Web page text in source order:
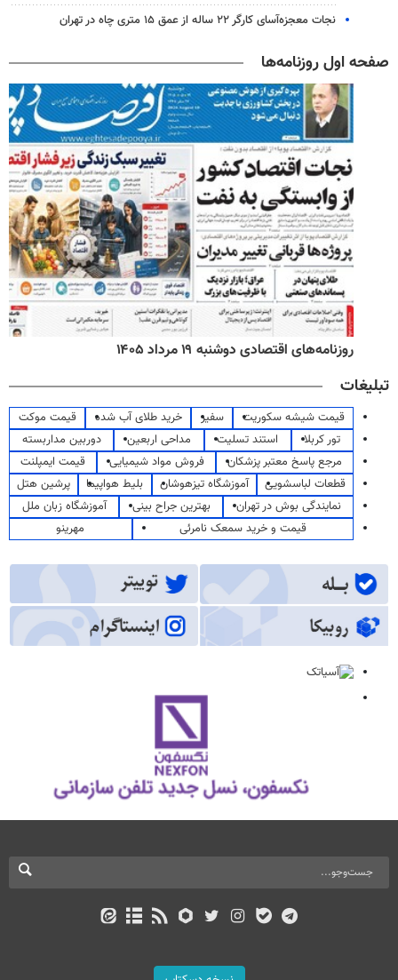
نجات معجزه‌آسای کارگر ۲۲ ساله از عمق ۱۵ متری چاه در تهران
صفحه اول روزنامه‌ها
روزنامه‌های اقتصادی دوشنبه ۱۹ مرداد ۱۴۰۵
تبلیغات
قیمت شیشه سکوریت سفیر خرید طلای آب شده
قیمت موکت
تور کربلا
استند تسلیت مداحی اربعین
دوربین مداربسته
مرجع پاسخ معتبر پزشکان
فروش مواد شیمیایی
قیمت ایمپلنت
قطعات لباسشویی
آموزشگاه تیزهوشان بلیط هواپیما
پرشین هتل
نمایندگی بوش در تهران
بهترین جراح بینی
آموزشگاه زبان ملل
قیمت و خرید سمعک نامرئی
مهرینو